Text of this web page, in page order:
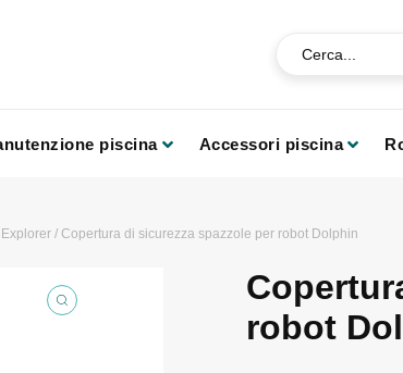
piscina Accessori piscina
/ Copertura di sicurezza spazzole per robot Dolphin
robot